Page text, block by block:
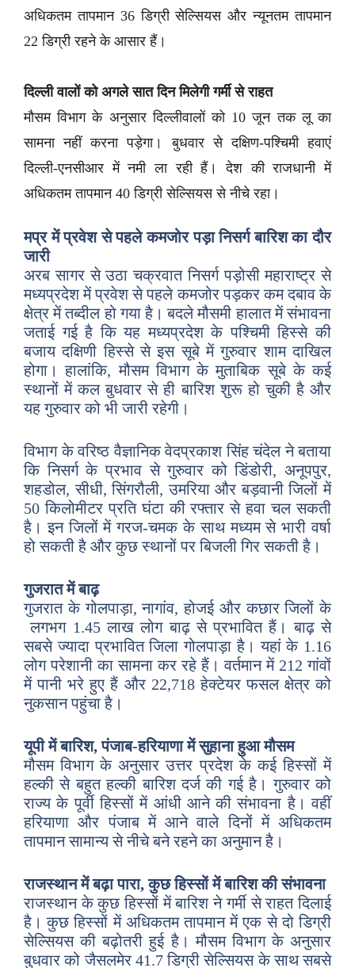
अधिकतम तापमान 36 डिग्री सेल्सियस और न्यूनतम तापमान
22 डिग्री रहने के आसार हैं।
दिल्ली वालों को अगले सात दिन मिलेगी गर्मी से राहत
मौसम विभाग के अनुसार दिल्लीवालों को 10 जून तक लू का
सामना नहीं करना पड़ेगा। बुधवार से दक्षिण-पश्चिमी हवाएं
दिल्ली-एनसीआर में नमी ला रही हैं। देश की राजधानी में
अधिकतम तापमान 40 डिग्री सेल्सियस से नीचे रहा।
मप्र में प्रवेश से पहले कमजोर पड़ा निसर्ग बारिश का दौर
जारी
अरब सागर से उठा चक्रवात निसर्ग पड़ोसी महाराष्ट्र से
मध्यप्रदेश में प्रवेश से पहले कमजोर पड़कर कम दबाव के
क्षेत्र में तब्दील हो गया है। बदले मौसमी हालात में संभावना
जताई गई है कि यह मध्यप्रदेश के पश्चिमी हिस्से की
बजाय दक्षिणी हिस्से से इस सूबे में गुरुवार शाम दाखिल
होगा। हालांकि, मौसम विभाग के मुताबिक सूबे के कई
स्थानों में कल बुधवार से ही बारिश शुरू हो चुकी है और
यह गुरुवार को भी जारी रहेगी।
विभाग के वरिष्ठ वैज्ञानिक वेदप्रकाश सिंह चंदेल ने बताया
कि निसर्ग के प्रभाव से गुरुवार को डिंडोरी, अनूपपुर,
शहडोल, सीधी, सिंगरौली, उमरिया और बड़वानी जिलों में
50 किलोमीटर प्रति घंटा की रफ्तार से हवा चल सकती
है। इन जिलों में गरज-चमक के साथ मध्यम से भारी वर्षा
हो सकती है और कुछ स्थानों पर बिजली गिर सकती है।
गुजरात में बाढ़
गुजरात के गोलपाड़ा, नागांव, होजई और कछार जिलों के
लगभग 1.45 लाख लोग बाढ़ से प्रभावित हैं। बाढ़ से
सबसे ज्यादा प्रभावित जिला गोलपाड़ा है। यहां के 1.16
लोग परेशानी का सामना कर रहे हैं। वर्तमान में 212 गांवों
में पानी भरे हुए हैं और 22,718 हेक्टेयर फसल क्षेत्र को
नुकसान पहुंचा है।
यूपी में बारिश, पंजाब-हरियाणा में सुहाना हुआ मौसम
मौसम विभाग के अनुसार उत्तर प्रदेश के कई हिस्सों में
हल्की से बहुत हल्की बारिश दर्ज की गई है। गुरुवार को
राज्य के पूर्वी हिस्सों में आंधी आने की संभावना है। वहीं
हरियाणा और पंजाब में आने वाले दिनों में अधिकतम
तापमान सामान्य से नीचे बने रहने का अनुमान है।
राजस्थान में बढ़ा पारा, कुछ हिस्सों में बारिश की संभावना
राजस्थान के कुछ हिस्सों में बारिश ने गर्मी से राहत दिलाई
है। कुछ हिस्सों में अधिकतम तापमान में एक से दो डिग्री
सेल्सियस की बढ़ोतरी हुई है। मौसम विभाग के अनुसार
बुधवार को जैसलमेर 41.7 डिग्री सेल्सियस के साथ सबसे